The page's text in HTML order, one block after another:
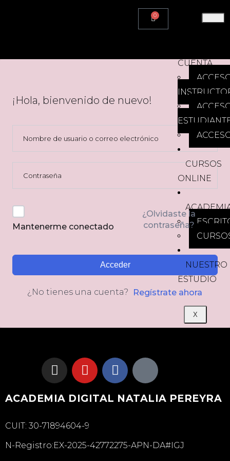
0
CUENTA
CURSOS
ONLINE
NUESTRO
ESTUDIO
X
¡Hola, bienvenido de nuevo!
Mantenerme conectado
¿Olvidaste la
contraseña?
Acceder
¿No tienes una cuenta? Regístrate ahora
ACADEMIA DIGITAL NATALIA PEREYRA
CUIT: 30-71894604-9
N-Registro:EX-2025-42772275-APN-DA#IGJ